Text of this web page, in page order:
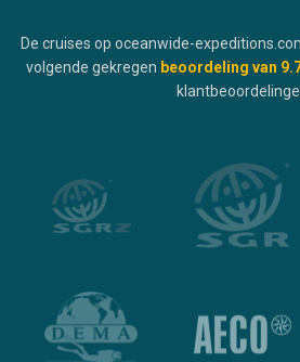
De cruises op oceanwide-
volgende gekregen beoordeling van